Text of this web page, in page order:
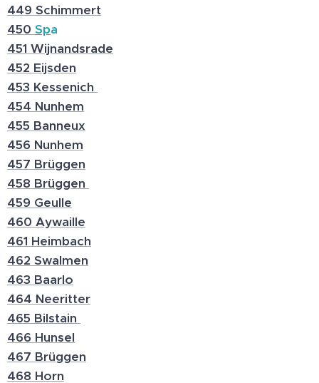
449 Schimmert
450 Spa
451 Wijnandsrade
452 Eijsden
453 Kessenich
454 Nunhem
455 Banneux
456 Nunhem
457 Brüggen
458 Brüggen
459 Geulle
460 Aywaille
461 Heimbach
462 Swalmen
463 Baarlo
464 Neeritter
465 Bilstain
466 Hunsel
467 Brüggen
468 Horn